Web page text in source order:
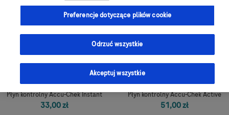
Płyn kontrolny Accu-Chek Instant
33,00 zł
Płyn kontrolny Accu-Chek Active
51,00 zł
Preferencje dotyczące plików cookie
Odrzuć wszystkie
Akceptuj wszystkie